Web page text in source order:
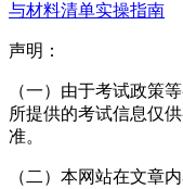
与材料清单实操指南
声明：
（一）由于考试政策
所提供的考试信息仅
准。
（二）本网站在文章